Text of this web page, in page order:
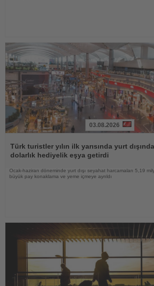
Oku
03.08.2026
Türk turistler yılın ilk yarısında yurt
dolarlık hediyelik eşya getirdi
Ocak-haziran döneminde yurt dışı seyahat harcamaları 5,19
büyük pay konaklama ve yeme içmeye ayrıldı